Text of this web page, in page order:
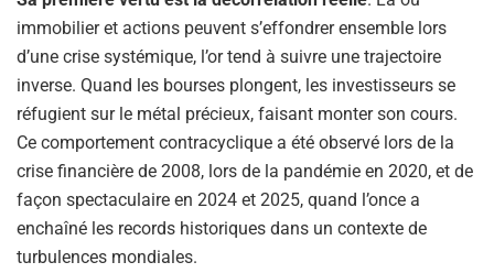
immobilier et actions peuvent s’effondrer ensemble lors
d’une crise systémique, l’or tend à suivre une trajectoire
inverse. Quand les bourses plongent, les investisseurs se
réfugient sur le métal précieux, faisant monter son cours.
Ce comportement contracyclique a été observé lors de la
crise financière de 2008, lors de la pandémie en 2020, et de
façon spectaculaire en 2024 et 2025, quand l’once a
enchaîné les records historiques dans un contexte de
turbulences mondiales.